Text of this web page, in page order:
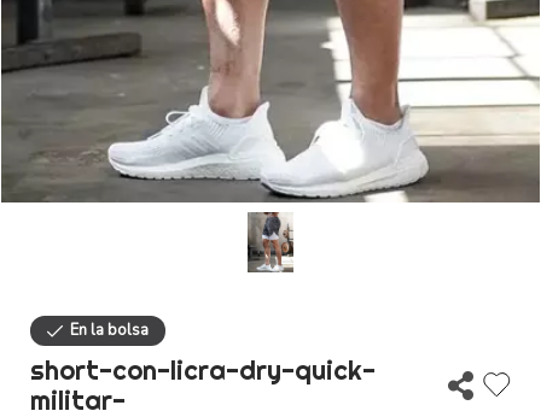
Iniciar sesión
short-con-licra-dry-quick-
militar-